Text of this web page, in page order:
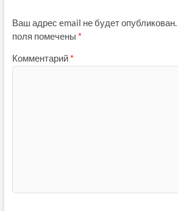
Ваш адрес email не будет опубликован.
поля помечены *
Комментарий *